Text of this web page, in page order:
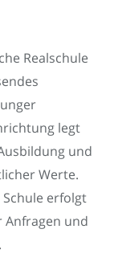
Realschule
legt
und
Werte.
erfolgt
Anfragen und